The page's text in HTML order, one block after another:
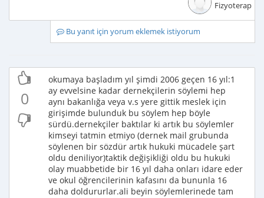
Fizyoterapist
Bu yanıt için yorum eklemek istiyorum
0
okumaya başladım yıl şimdi 2006 geçen 16 yıl:1
ay evvelsine kadar dernekçilerin söylemi hep
aynı bakanlığa veya v.s yere gittik meslek için
girişimde bulunduk bu söylem hep böyle
sürdü.dernekçiler baktılar ki artık bu söylemler
kimseyi tatmin etmiyo (dernek mail grubunda
söylenen bir sözdür artık hukuki mücadele şart
oldu deniliyor)taktik değişikliği oldu bu hukuki
olay muabbetide bir 16 yıl daha onları idare eder
ve okul öğrencilerinin kafasını da bununla 16
daha doldururlar.ali beyin söylemlerinede tam